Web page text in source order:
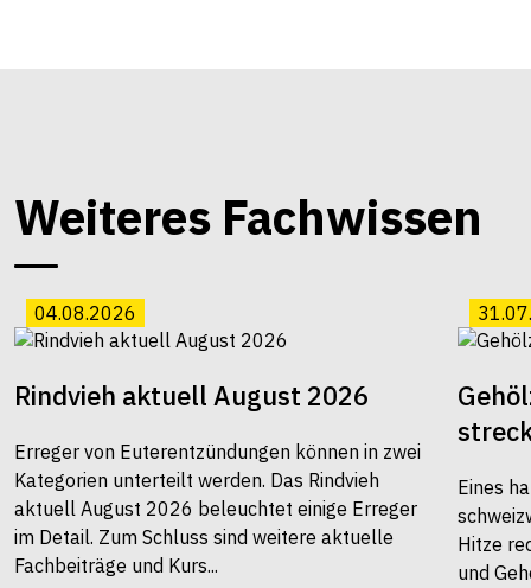
Weiteres Fachwissen
04.08.2026
Rindvieh aktuell August 2026
Erreger von Euterentzündungen können in zwei
Kategorien unterteilt werden. Das Rindvieh
aktuell August 2026 beleuchtet einige Erreger
im Detail. Zum Schluss sind weitere aktuelle
Fachbeiträge und Kurs...
Eines
Hitze
und